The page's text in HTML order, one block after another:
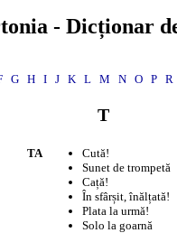
- Dicționar
G H I J K L M N O P R
T
TA
Cută!
Sunet de trompetă
Cață!
În sfârșit, înălțată!
Plata la urmă!
Solo la goarnă